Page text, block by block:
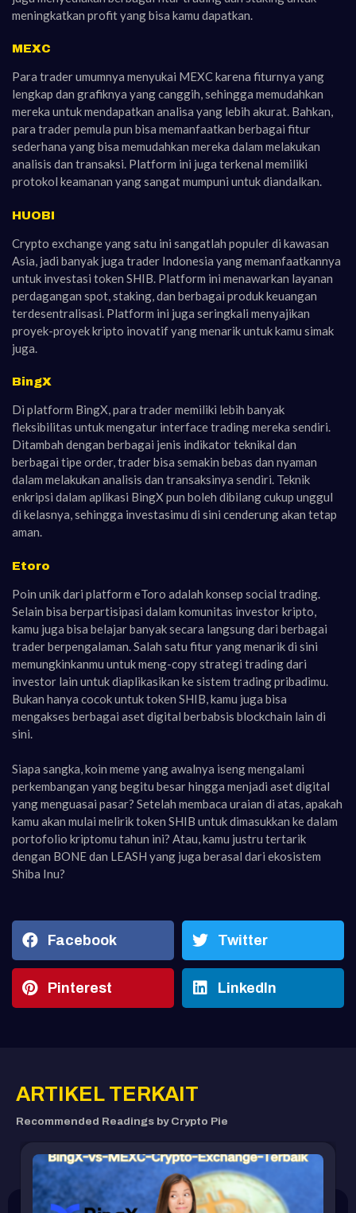
meningkatkan profit yang bisa kamu dapatkan.
MEXC
Para trader umumnya menyukai MEXC karena fiturnya yang
lengkap dan grafiknya yang canggih, sehingga memudahkan
mereka untuk mendapatkan analisa yang lebih akurat. Bahkan,
para trader pemula pun bisa memanfaatkan berbagai fitur
sederhana yang bisa memudahkan mereka dalam melakukan
analisis dan transaksi. Platform ini juga terkenal memiliki
protokol keamanan yang sangat mumpuni untuk diandalkan.
HUOBI
Crypto exchange yang satu ini sangatlah populer di kawasan
Asia, jadi banyak juga trader Indonesia yang memanfaatkannya
untuk investasi token SHIB. Platform ini menawarkan layanan
perdagangan spot, staking, dan berbagai produk keuangan
terdesentralisasi. Platform ini juga seringkali menyajikan
proyek-proyek kripto inovatif yang menarik untuk kamu simak
juga.
BingX
Di platform BingX, para trader memiliki lebih banyak
fleksibilitas untuk mengatur interface trading mereka sendiri.
Ditambah dengan berbagai jenis indikator teknikal dan
berbagai tipe order, trader bisa semakin bebas dan nyaman
dalam melakukan analisis dan transaksinya sendiri. Teknik
enkripsi dalam aplikasi BingX pun boleh dibilang cukup unggul
di kelasnya, sehingga investasimu di sini cenderung akan tetap
aman.
Etoro
Poin unik dari platform eToro adalah konsep social trading.
Selain bisa berpartisipasi dalam komunitas investor kripto,
kamu juga bisa belajar banyak secara langsung dari berbagai
trader berpengalaman. Salah satu fitur yang menarik di sini
memungkinkanmu untuk meng-copy strategi trading dari
investor lain untuk diaplikasikan ke sistem trading pribadimu.
Bukan hanya cocok untuk token SHIB, kamu juga bisa
mengakses berbagai aset digital berbabsis blockchain lain di
sini.
Siapa sangka, koin meme yang awalnya iseng mengalami
perkembangan yang begitu besar hingga menjadi aset digital
yang menguasai pasar? Setelah membaca uraian di atas, apakah
kamu akan mulai melirik token SHIB untuk dimasukkan ke dalam
portofolio kriptomu tahun ini? Atau, kamu justru tertarik
dengan BONE dan LEASH yang juga berasal dari ekosistem
Shiba Inu?
Facebook Twitter
Pinterest LinkedIn
ARTIKEL TERKAIT
Recommended Readings by Crypto Pie